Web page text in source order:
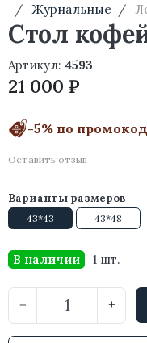
Журнальные
Стол
Артикул: 4593
21 000 ₽
-5% по
Оставить отзыв
Варианты размеров
43*43 43*48
В наличии 1 шт.
− +